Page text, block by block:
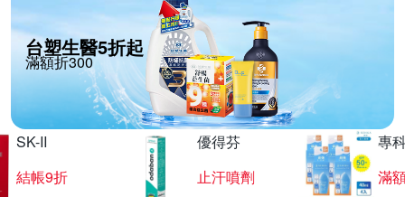
台塑生醫5折起
滿額折300
SK-II
結帳9折
優得芬
止汗噴劑
專
滿